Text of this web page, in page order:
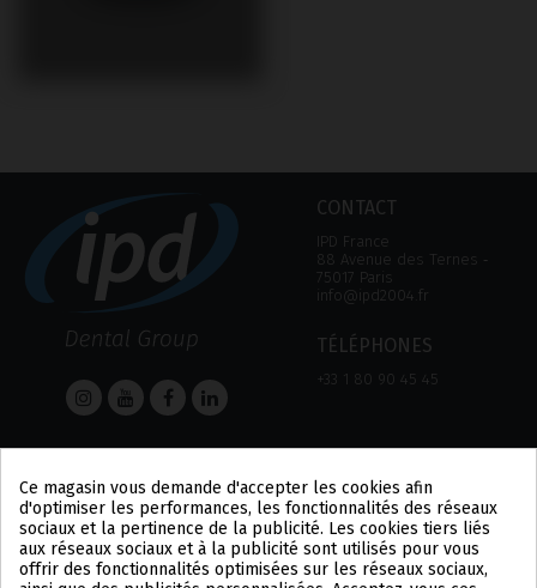
CONTACT
IPD France
88 Avenue des Ternes ‑
75017 Paris
info@ipd2004.fr
TÉLÉPHONES
+33 1 80 90 45 45
AIDE
MOYEN DE PAIEMENT
EXPÉDITIONS ET
RETOURS
CONDITIONS
MENTION LÉGALE
POLITIQUE DE
CONFIDENTIALITÉ
POLITIQUE DES COOKIES
US
Ce magasin vous demande d'accepter les cookies afin
d'optimiser les performances, les fonctionnalités des réseaux
sociaux et la pertinence de la publicité. Les cookies tiers liés
aux réseaux sociaux et à la publicité sont utilisés pour vous
offrir des fonctionnalités optimisées sur les réseaux sociaux,